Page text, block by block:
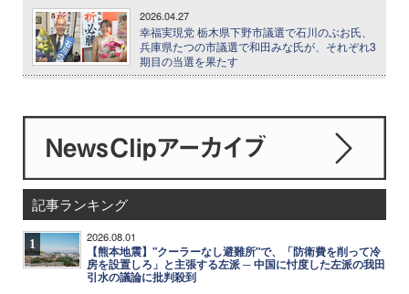
2026.04.27
幸福実現党 栃木県下野市議選で石川のぶお氏、
兵庫県たつの市議選で和田みな氏が、それぞれ3
期目の当選を果たす
記事ランキング
1 2026.08.01
【熊本地震】"クーラーなし避難所"で、「防衛費を削って冷
房を設置しろ」と主張する左派 ─ 中国に忖度した左派の我田
引水の議論に批判殺到